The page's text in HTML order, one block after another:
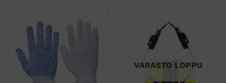
VARASTO LOPPU